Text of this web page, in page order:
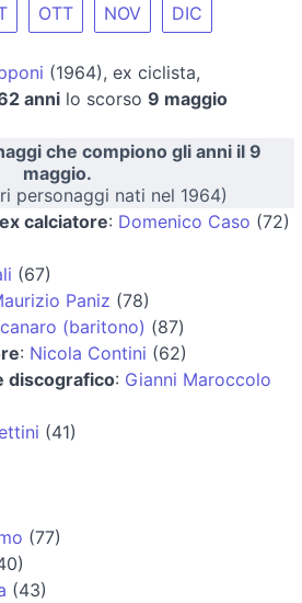
OTT NOV DIC
(1964), ex ciclista,
annilo scorso 9 maggio
che compiono gli anni il 9
maggio.
personaggi nati nel 1964)
calciatore: Domenico Caso (72)
(67)
Paniz (78)
(baritono) (87)
: Nicola Contini (62)
discografico: Gianni Maroccolo
(41)
(77)
(43)